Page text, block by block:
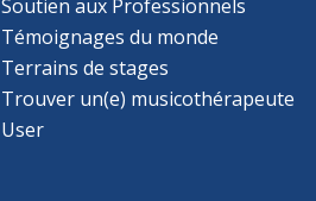
Soutien aux Professionnels
Témoignages du monde
Terrains de stages
Trouver un(e) musicothérapeute
User